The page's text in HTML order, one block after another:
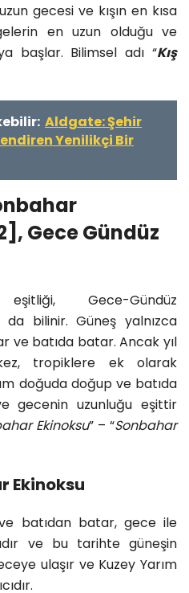
uzun gecesi ve kışın en kısa
en uzun olduğu ve
başlar. Bilimsel adı “Kış
Aldgate: Şehir
Yenilikçi Bir
, Gece Gündüz
Gece-Gündüz
bilinir. Güneş yalnızca
ve batıda batar. Ancak yıl
tropiklere ek olarak
doğuda doğup ve batıda
gecenin uzunluğu eşittir
Ekinoksu” – “Sonbahar
Ekinoksu
batıdan batar, gece ile
ve bu tarihte güneşin
ulaşır ve Kuzey Yarım